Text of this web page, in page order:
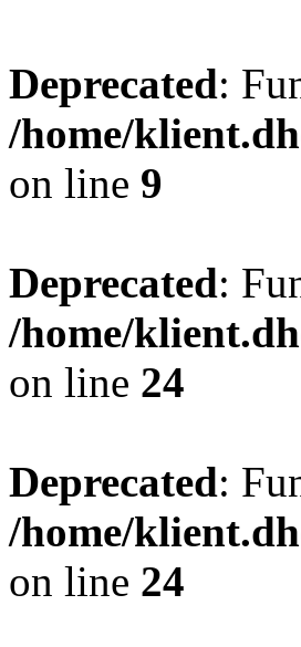
Deprecated:
/home/
on line 9
Deprecated:
/home/
on line 24
Deprecated:
/home/
on line 24